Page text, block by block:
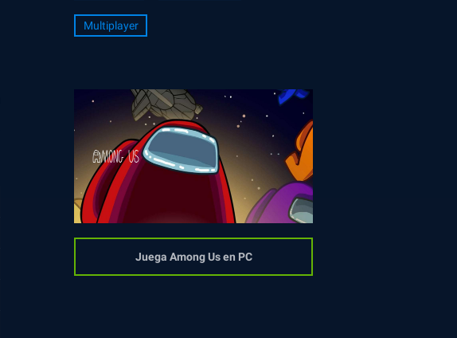
Multiplayer
Juega Among Us en PC